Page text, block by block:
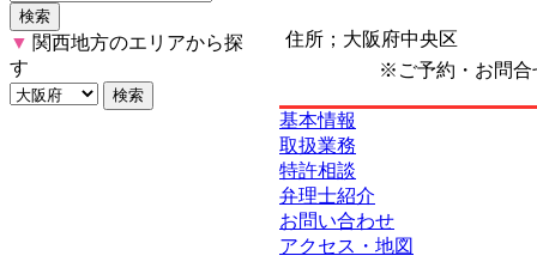
▼ 関西地方のエリアから探
す
住所；大阪府中央区
※ご予約・お問合
基本情報
取扱業務
特許相談
弁理士紹介
お問い合わせ
アクセス・地図